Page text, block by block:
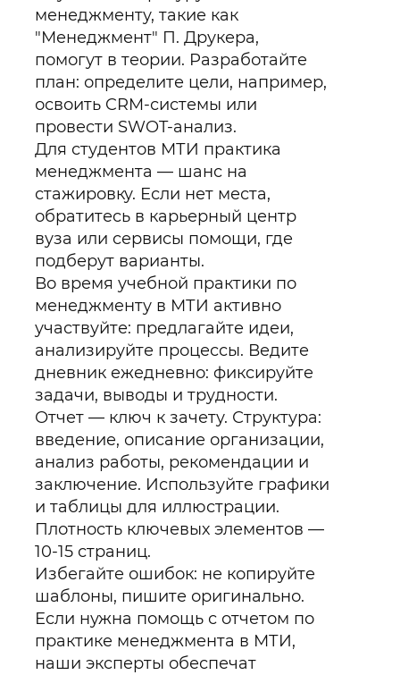
менеджменту, такие как
"Менеджмент" П. Друкера,
помогут в теории. Разработайте
план: определите цели, например,
освоить CRM-системы или
провести SWOT-анализ.
Для студентов МТИ практика
менеджмента — шанс на
стажировку. Если нет места,
обратитесь в карьерный центр
вуза или сервисы помощи, где
подберут варианты.
Во время учебной практики по
менеджменту в МТИ активно
участвуйте: предлагайте идеи,
анализируйте процессы. Ведите
дневник ежедневно: фиксируйте
задачи, выводы и трудности.
Отчет — ключ к зачету. Структура:
введение, описание организации,
анализ работы, рекомендации и
заключение. Используйте графики
и таблицы для иллюстрации.
Плотность ключевых элементов —
10-15 страниц.
Избегайте ошибок: не копируйте
шаблоны, пишите оригинально.
Если нужна помощь с отчетом по
практике менеджмента в МТИ,
наши эксперты обеспечат